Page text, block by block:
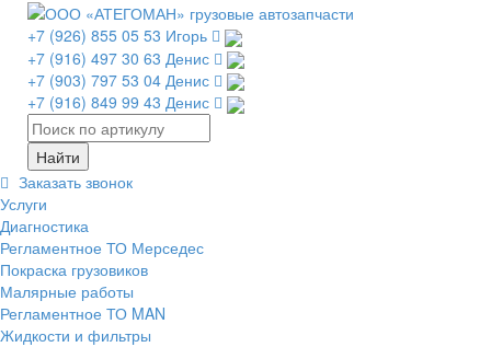
+7 (926) 855 05 53 Игорь
+7 (916) 497 30 63 Денис
+7 (903) 797 53 04 Денис
+7 (916) 849 99 43 Денис
Заказать звонок
Услуги
Диагностика
Регламентное ТО Мерседес
Покраска грузовиков
Малярные работы
Регламентное ТО MAN
Жидкости и фильтры